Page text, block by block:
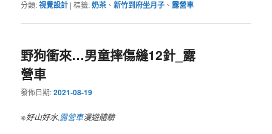
分類:視覺設計 |標籤:奶茶 、新竹到府坐月子 、 露營車
野狗衝來…男童摔傷縫12針_露
營車
發佈日期:2021-08-19
※好山好水,露營車漫遊體驗